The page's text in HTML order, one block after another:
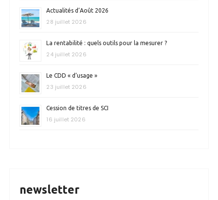
Actualités d’Août 2026
28 juillet 2026
La rentabilité : quels outils pour la mesurer ?
24 juillet 2026
Le CDD « d’usage »
23 juillet 2026
Cession de titres de SCI
16 juillet 2026
newsletter